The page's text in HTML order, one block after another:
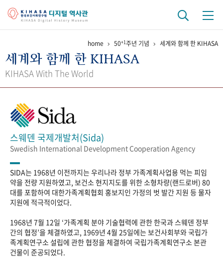
걸어온 길 기관 변천사 역대 기관장
정책과 연구 키워드로 보는 연구 역사
간행물 변천사
기록물 아카이브
사진 아카이브 문서 기록물 행정박물 영상 기록물
성과 50선 숫자로 보는 50년 50+1주년 광장
세계와 함께 한 KIHASA
home 50+1주년 기념 세계와 함께 한 KIHASA
세계와 함께 한 KIHASA
KIHASA With The World
스웨덴 국제개발처(Sida)
Swedish International Development Cooperation Agency
SIDA는 1968년 이전까지는 우리나라 정부 가족계획사업용 먹는 피임
약을 전량 지원하였고, 보건소 현지지도를 위한 소형차량(랜드로버) 80
대를 포함하여 대한가족계획협회 홍보지인 가정의 벗 발간 지원 등 물자
지원에 적극적이었다.
1968년 7월 12일 ‘가족계획 분야 기술협력에 관한 한국과 스웨덴 정부
간의 협정’을 체결하였고, 1969년 4월 25일에는 보건사회부와 국립가
족계획연구소 설립에 관한 협정을 체결하여 국립가족계획연구소 본관
건물이 준공되었다.